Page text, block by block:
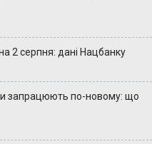
2 серпня: дані Нацбанку
запрацюють по-новому: що